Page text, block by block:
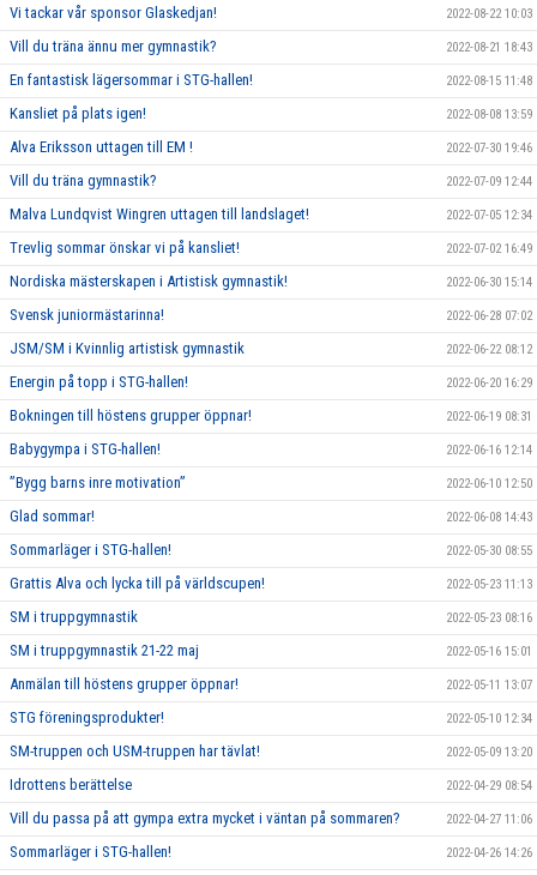
Vi tackar vår sponsor Glaskedjan! 2022-08-22 10:03
Vill du träna ännu mer gymnastik? 2022-08-21 18:43
En fantastisk lägersommar i STG-hallen! 2022-08-15 11:48
Kansliet på plats igen! 2022-08-08 13:59
Alva Eriksson uttagen till EM ! 2022-07-30 19:46
Vill du träna gymnastik? 2022-07-09 12:44
Malva Lundqvist Wingren uttagen till landslaget! 2022-07-05 12:34
Trevlig sommar önskar vi på kansliet! 2022-07-02 16:49
Nordiska mästerskapen i Artistisk gymnastik! 2022-06-30 15:14
Svensk juniormästarinna! 2022-06-28 07:02
JSM/SM i Kvinnlig artistisk gymnastik 2022-06-22 08:12
Energin på topp i STG-hallen! 2022-06-20 16:29
Bokningen till höstens grupper öppnar! 2022-06-19 08:31
Babygympa i STG-hallen! 2022-06-16 12:14
”Bygg barns inre motivation” 2022-06-10 12:50
Glad sommar! 2022-06-08 14:43
Sommarläger i STG-hallen! 2022-05-30 08:55
Grattis Alva och lycka till på världscupen! 2022-05-23 11:13
SM i truppgymnastik 2022-05-23 08:16
SM i truppgymnastik 21-22 maj 2022-05-16 15:01
Anmälan till höstens grupper öppnar! 2022-05-11 13:07
STG föreningsprodukter! 2022-05-10 12:34
SM-truppen och USM-truppen har tävlat! 2022-05-09 13:20
Idrottens berättelse 2022-04-29 08:54
Vill du passa på att gympa extra mycket i väntan på sommaren? 2022-04-27 11:06
Sommarläger i STG-hallen! 2022-04-26 14:26